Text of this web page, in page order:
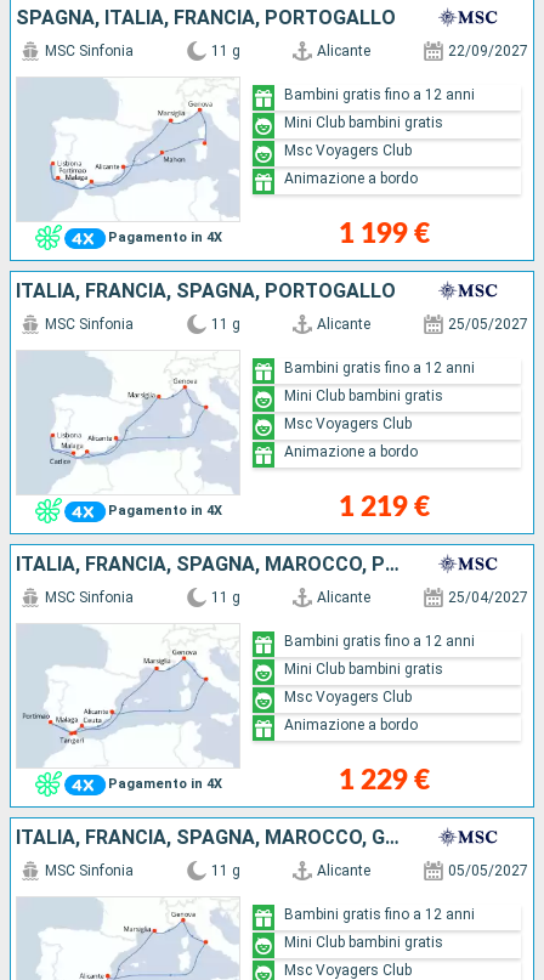
SPAGNA, ITALIA, FRANCIA, PORTOGALLO
Pagamento in 4X
MSC Sinfonia 11 g Alicante 22/09/2027
1 199 €
Bambini gratis fino a 12 anni
Mini Club bambini gratis
Msc Voyagers Club
Animazione a bordo
ITALIA, FRANCIA, SPAGNA, PORTOGALLO
Pagamento in 4X
MSC Sinfonia 11 g Alicante 25/05/2027
1 219 €
Bambini gratis fino a 12 anni
Mini Club bambini gratis
Msc Voyagers Club
Animazione a bordo
ITALIA, FRANCIA, SPAGNA, MAROCCO, PORTOGALLO
Pagamento in 4X
MSC Sinfonia 11 g Alicante 25/04/2027
1 229 €
Bambini gratis fino a 12 anni
Mini Club bambini gratis
Msc Voyagers Club
Animazione a bordo
ITALIA, FRANCIA, SPAGNA, MAROCCO, GIBILTERRA
MSC Sinfonia 11 g Alicante 05/05/2027
Bambini gratis fino a 12 anni
Mini Club bambini gratis
Msc Voyagers Club